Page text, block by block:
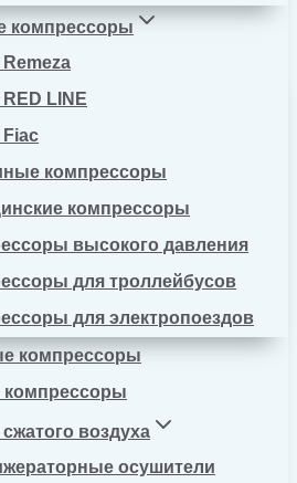
компрессоры
LINE
компрессоры
компрессоры
высокого давления
для троллейбусов
для электропоездов
компрессоры
воздуха
осушители